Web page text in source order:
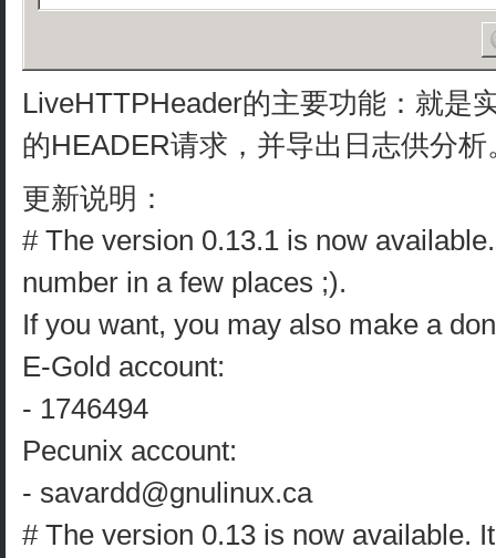
LiveHTTPHeader的主要功能：就是
的HEADER请求，并导出日志供分析
更新说明：
# The version 0.13.1 is now
number in a few places ;).
If you want, you may also make a
E-Gold account:
- 1746494
Pecunix account:
- savardd@gnulinux.ca
# The version 0.13 is now available.